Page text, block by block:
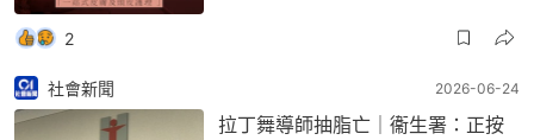
2
社會新聞 2026-06-24
拉丁舞導師抽脂亡｜衞生署：正按